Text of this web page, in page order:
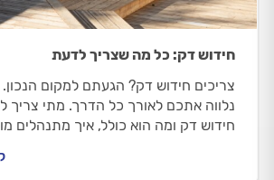
חידוש דק: כל מה שצריך לדעת
צריכים חידוש דק? הגעתם למקום הנכון.
נלווה אתכם לאורך כל הדרך. מתי צריך
חידוש דק ומה הוא כולל, איך מתנהלים